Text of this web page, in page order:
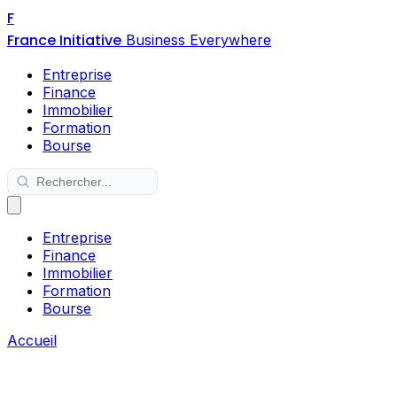
F
France Initiative Business Everywhere
Entreprise
Finance
Immobilier
Formation
Bourse
Entreprise
Finance
Immobilier
Formation
Bourse
Accueil